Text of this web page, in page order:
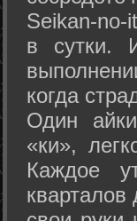
Seikan-­no-­
в сутки.
когда
Один
«ки»,
Каждое
кварталов